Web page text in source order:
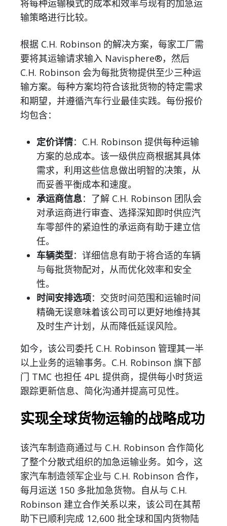
将每种运输模式的成本和效率与现有的加急运
输策略进行比较。
根据 C.H. Robinson 的解决方案，每家工厂需
要将其运输请求输入 Navisphere®，然后
C.H. Robinson 会为每批货物提供至少三种运
输方案。每种方案均符合该批货物的特定需求
和期望，并遵循汽车行业最佳实践。每份报价
均包含：
定价详情：C.H. Robinson 提供每种运输
方案的总成本。该一级供应商根据其具体
需求，利用这些信息做出明智的决策，从
而妥善平衡成本和速度。
承运商信息：了解 C.H. Robinson 团队会
对承运商进行审查、选择深知即时供应汽
车零部件的紧迫性的承运商有助于建立信
任。
车辆类型：详细信息有助于将合适的车辆
与每批货物配对，从而优化效率和安全
性。
时间安排选项：交货时间范围和运输时间
精确无误意味着该公司可以更好地维持其
及时生产计划，从而降低延误风险。
如今，该公司委托 C.H. Robinson 管理其一半
以上业务的运输事务。C.H. Robinson 旗下部
门 TMC 也担任 4PL 提供商，提供每小时货运
跟踪更新信息、简化沟通并提高可见性。
实现全球货物运输的战略成功
该汽车制造商通过与 C.H. Robinson 合作简化
了整个分散式组织的加急运输业务。如今，这
家汽车制造领军企业与 C.H. Robinson 合作，
每月运送 150 多批加急货物。自从与 C.H.
Robinson 建立合作关系以来，该公司在其帮
助下已顺利完成 12,600 批全球和国内货物陆